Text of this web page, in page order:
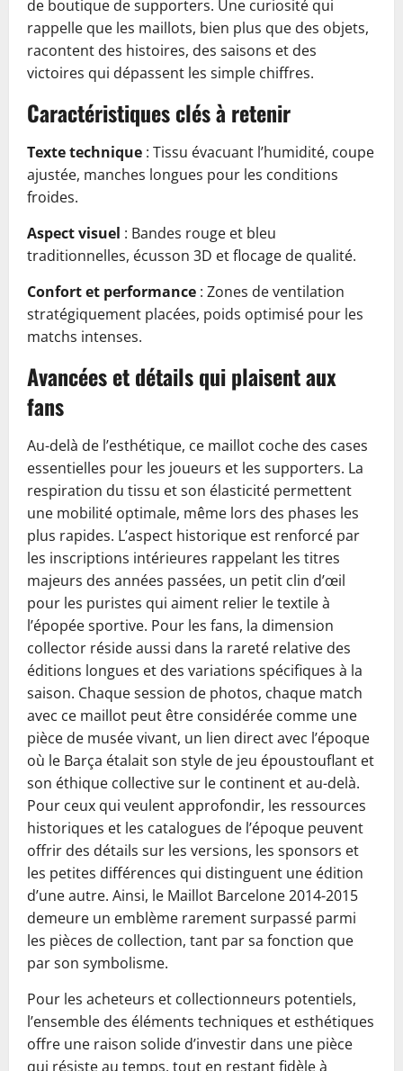
de boutique de supporters. Une curiosité qui
rappelle que les maillots, bien plus que des objets,
racontent des histoires, des saisons et des
victoires qui dépassent les simple chiffres.
Caractéristiques clés à retenir
Texte technique : Tissu évacuant l’humidité, coupe
ajustée, manches longues pour les conditions
froides.
Aspect visuel : Bandes rouge et bleu
traditionnelles, écusson 3D et flocage de qualité.
Confort et performance : Zones de ventilation
stratégiquement placées, poids optimisé pour les
matchs intenses.
Avancées et détails qui plaisent aux
fans
Au-delà de l’esthétique, ce maillot coche des cases
essentielles pour les joueurs et les supporters. La
respiration du tissu et son élasticité permettent
une mobilité optimale, même lors des phases les
plus rapides. L’aspect historique est renforcé par
les inscriptions intérieures rappelant les titres
majeurs des années passées, un petit clin d’œil
pour les puristes qui aiment relier le textile à
l’épopée sportive. Pour les fans, la dimension
collector réside aussi dans la rareté relative des
éditions longues et des variations spécifiques à la
saison. Chaque session de photos, chaque match
avec ce maillot peut être considérée comme une
pièce de musée vivant, un lien direct avec l’époque
où le Barça étalait son style de jeu époustouflant et
son éthique collective sur le continent et au-delà.
Pour ceux qui veulent approfondir, les ressources
historiques et les catalogues de l’époque peuvent
offrir des détails sur les versions, les sponsors et
les petites différences qui distinguent une édition
d’une autre. Ainsi, le Maillot Barcelone 2014-2015
demeure un emblème rarement surpassé parmi
les pièces de collection, tant par sa fonction que
par son symbolisme.
Pour les acheteurs et collectionneurs potentiels,
l’ensemble des éléments techniques et esthétiques
offre une raison solide d’investir dans une pièce
qui résiste au temps, tout en restant fidèle à